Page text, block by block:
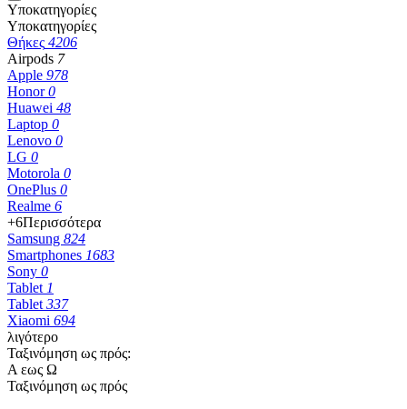
Υποκατηγορίες
Υποκατηγορίες
Θήκες 4206
Airpods 7
Apple 978
Honor0
Huawei 48
Laptop 0
Lenovo 0
LG 0
Motorola 0
OnePlus 0
Realme 6
+6Περισσότερα
Samsung 824
Smartphones 1683
Sony 0
Tablet 1
Tablet 337
Xiaomi 694
λιγότερο
Ταξινόμηση ως πρός:
Α εως Ω
Ταξινόμηση ως πρός